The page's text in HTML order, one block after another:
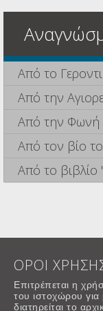
Από το
Από την
Από την Φωνή
Από τον βίο
Από το βιβλίο
ΟΡΟΙ
Επιτρέπεται η
του ιστοχώρου
διατηρείται το